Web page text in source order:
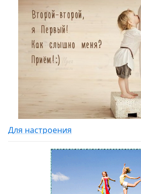
Для настроения